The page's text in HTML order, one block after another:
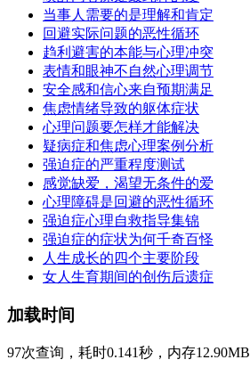
当事人需要的是理解和肯定
回避实际问题的恶性循环
趋利避害的本能与心理冲突
表情和眼神不自然心理调节
安全感和信心来自预期满足
焦虑情绪导致的躯体症状
心理问题要怎样才能解决
疑病症和焦虑心理案例分析
强迫症的严重程度测试
感觉缺爱，渴望无条件的爱
心理障碍是回避的恶性循环
强迫症心理自救指导集锦
强迫症的症状为何千奇百怪
人生成长的四个主要阶段
女人生育期间的创伤后遗症
加载时间
97次查询，耗时0.141秒，内存12.90MB